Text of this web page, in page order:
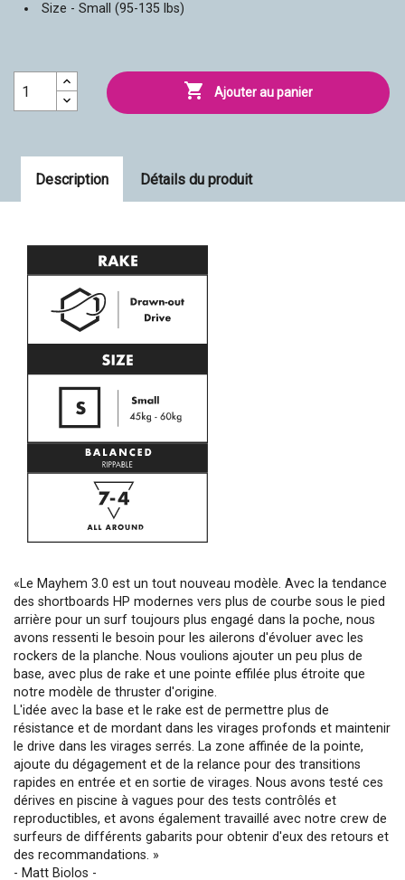
Size - Small (95-135 lbs)
 Ajouter au panier
Description Détails du produit
«Le Mayhem 3.0 est un tout nouveau modèle. Avec la tendance
des shortboards HP modernes vers plus de courbe sous le pied
arrière pour un surf toujours plus engagé dans la poche, nous
avons ressenti le besoin pour les ailerons d'évoluer avec les
rockers de la planche. Nous voulions ajouter un peu plus de
base, avec plus de rake et une pointe effilée plus étroite que
notre modèle de thruster d'origine.
L'idée avec la base et le rake est de permettre plus de
résistance et de mordant dans les virages profonds et maintenir
le drive dans les virages serrés. La zone affinée de la pointe,
ajoute du dégagement et de la relance pour des transitions
rapides en entrée et en sortie de virages. Nous avons testé ces
dérives en piscine à vagues pour des tests contrôlés et
reproductibles, et avons également travaillé avec notre crew de
surfeurs de différents gabarits pour obtenir d'eux des retours et
des recommandations. »
- Matt Biolos -